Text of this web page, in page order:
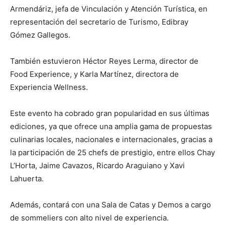
Armendáriz, jefa de Vinculación y Atención Turística, en
representación del secretario de Turismo, Edibray
Gómez Gallegos.
También estuvieron Héctor Reyes Lerma, director de
Food Experience, y Karla Martínez, directora de
Experiencia Wellness.
Este evento ha cobrado gran popularidad en sus últimas
ediciones, ya que ofrece una amplia gama de propuestas
culinarias locales, nacionales e internacionales, gracias a
la participación de 25 chefs de prestigio, entre ellos Chay
L’Horta, Jaime Cavazos, Ricardo Araguiano y Xavi
Lahuerta.
Además, contará con una Sala de Catas y Demos a cargo
de sommeliers con alto nivel de experiencia.